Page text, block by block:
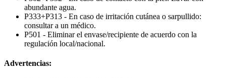
abundante agua.
P333+P313 - En caso de irritación cutánea o sarpullido:
consultar a un médico.
P501 - Eliminar el envase/recipiente de acuerdo con la
regulación local/nacional.
Advertencias: